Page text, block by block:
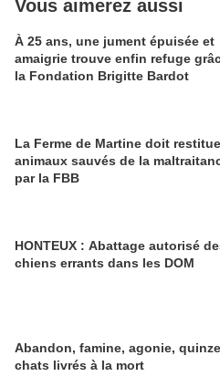
Vous aimerez aussi
À 25 ans, une jument épuisée et
amaigrie trouve enfin refuge
la Fondation Brigitte Bardot
La Ferme de Martine doit
animaux sauvés de la
par la FBB
HONTEUX : Abattage autorisé
chiens errants dans les DOM
Abandon, famine, agonie, quinze
chats livrés à la mort